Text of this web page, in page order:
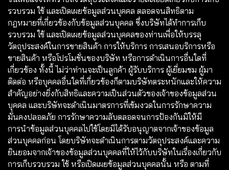
รวบรวม ใช้ และเปิดเผยข้อมูลส่วนบุคคล ตลอดจนสิทธิตาม
กฎหมายที่เกี่ยวข้องกับข้อมูลส่วนบุคคล ซึ่งบริษัทได้ทำการเก็บ
รวบรวม ใช้ และเปิดเผยข้อมูลส่วนบุคคลของท่านเพื่อให้บรรลุ
วัตถุประสงค์ในการขายสินค้า การให้บริการ การเสนอบริการหรือ
ขายสินค้า หรือโปรโมชั่นของบริษัท หรือการดำเนินการอื่นใดที่
เกี่ยวข้อง ทั้งนี้ ไม่ว่าท่านจะเป็นลูกค้า ผู้รับบริการ ผู้เยี่ยมชม ผู้มา
ติดต่อ หรือบุคคลอื่นใดที่เกี่ยวข้องก็ตามบริษัทตระหนักและให้ความ
สำคัญอย่างยิ่งกับสิทธิและความเป็นส่วนตัวของเจ้าของข้อมูลส่วน
บุคคล และบริษัทจะดำเนินมาตรการที่เข้มงวดในการรักษาความ
มั่นคงปลอดภัย การรักษาความลับตลอดจนการป้องกันมิให้มี
การนำข้อมูลส่วนบุคคลไปใช้โดยมิได้รับอนุญาตจากเจ้าของข้อมูล
ส่วนบุคคลก่อน โดยบริษัทจะดำเนินการตามวัตถุประสงค์และความ
ยินยอมจากเจ้าของข้อมูลส่วนบุคคลที่ให้ไว้กับบริษัทในเรื่องเกี่ยวกับ
การเก็บรวบรวม ใช้ หรือเปิดเผยข้อมูลส่วนบุคคลนั้น หรือ ตามที่